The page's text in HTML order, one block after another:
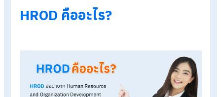
เลย
HRM คืออะไร ทำไมทุกองค์กรขาด สายงาน HRM ไม่ได้
HRM vs HRD ต่างกันอย่างไร
โครงสร้างองค์กรคืออะไร? มีกี่แบบ ประกอบไปด้วยอะไรบ้าง